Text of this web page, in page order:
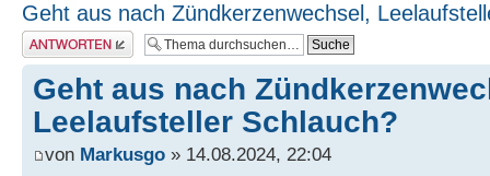
Geht aus nach Zündkerzenwechsel,
Antwort schreiben
Geht aus nach
Leelaufsteller Schlauch?
von Markusgo » 14.08.2024, 22:04